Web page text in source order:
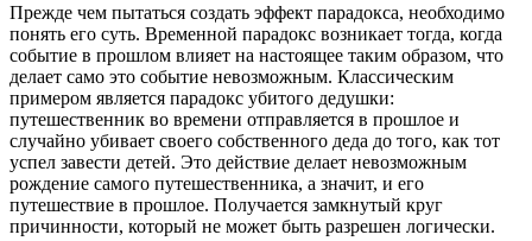
Прежде чем пытаться создать эффект парадокса, необходимо
понять его суть. Временной парадокс возникает тогда, когда
событие в прошлом влияет на настоящее таким образом, что
делает само это событие невозможным. Классическим
примером является парадокс убитого дедушки:
путешественник во времени отправляется в прошлое и
случайно убивает своего собственного деда до того, как тот
успел завести детей. Это действие делает невозможным
рождение самого путешественника, а значит, и его
путешествие в прошлое. Получается замкнутый круг
причинности, который не может быть разрешен логически.